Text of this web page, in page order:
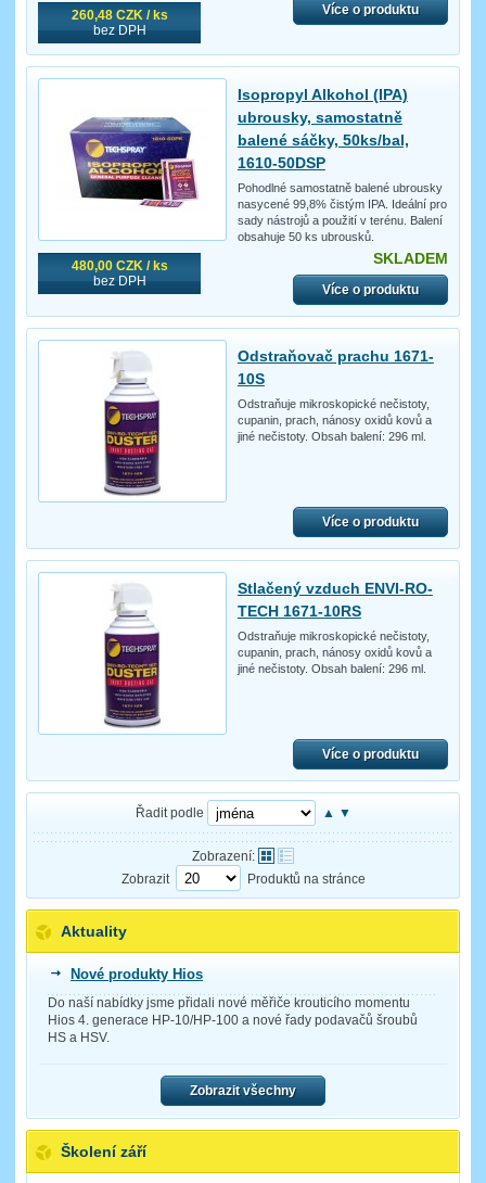
260,48 CZK / ks
bez DPH
Více o produktu
480,00 CZK / ks
bez DPH
Isopropyl Alkohol (IPA)
ubrousky, samostatně
balené sáčky, 50ks/bal,
1610-50DSP
Pohodlné samostatně balené ubrousky
nasycené 99,8% čistým IPA. Ideální pro
sady nástrojů a použití v terénu. Balení
obsahuje 50 ks ubrousků.
SKLADEM
Více o produktu
Odstraňovač prachu 1671-
10S
Odstraňuje mikroskopické nečistoty,
cupanin, prach, nánosy oxidů kovů a
jiné nečistoty. Obsah balení: 296 ml.
Více o produktu
Stlačený vzduch ENVI-RO-
TECH 1671-10RS
Odstraňuje mikroskopické nečistoty,
cupanin, prach, nánosy oxidů kovů a
jiné nečistoty. Obsah balení: 296 ml.
Více o produktu
Řadit podle ▲ ▼
Zobrazení:
Zobrazit
Produktů na stránce
Aktuality
Nové produkty Hios
Do naší nabídky jsme přidali nové měřiče krouticího momentu
Hios 4. generace HP-10/HP-100 a nové řady podavačů šroubů
HS a HSV.
Zobrazit všechny
Školení září